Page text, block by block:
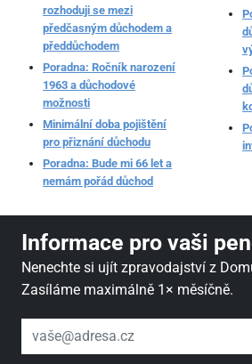
rozhoduji se mezi
předčasným důchodem a
předdůchodem
Poradna: Ročník narození
1963 a důchodové
možnosti
Minimální doba pojištění
pro přiznání důchodu
Poradna: Bude mi 66 let a
nemám pořád důchod
Informace pro vaši
Nenechte si ujít zpravodajství z
Zasíláme maximálně 1× měsíčně.
váš email